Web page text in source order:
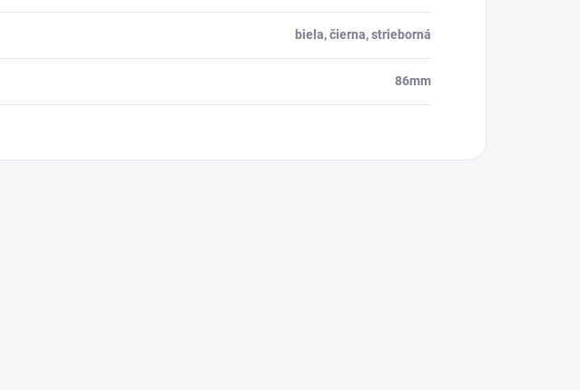
biela, čierna, strieborná
86mm